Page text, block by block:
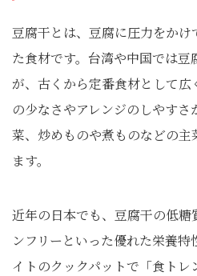
豆腐干とは、豆腐に圧力をか
た食材です。台湾や中国では
が、古くから定番食材として
の少なさやアレンジのしやす
菜、炒めものや煮ものなどの
ます。
近年の日本でも、豆腐干の低
ンフリーといった優れた栄養
イトのクックパットで「食ト